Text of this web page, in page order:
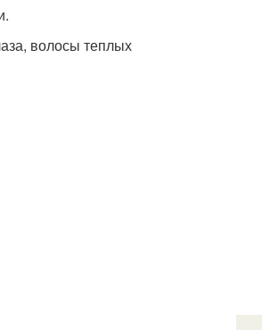
волосы теплых